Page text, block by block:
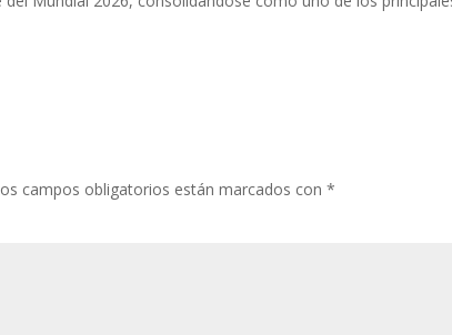
campos obligatorios están marcados con*